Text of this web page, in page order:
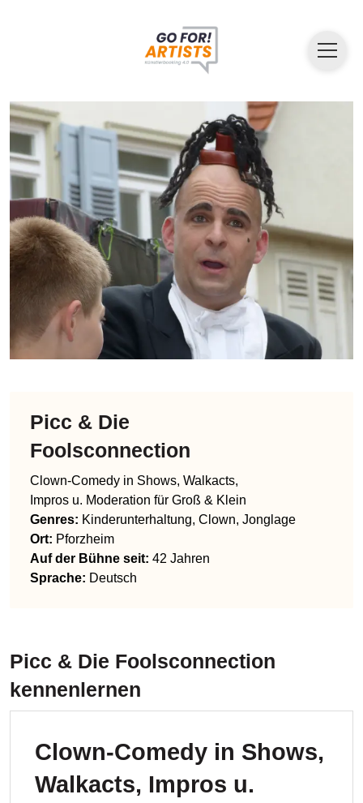
Picc & Die
Foolsconnection
Clown-Comedy in Shows, Walkacts,
Impros u. Moderation für Groß & Klein
Genres: Kinderunterhaltung, Clown, Jonglage
Ort: Pforzheim
Auf der Bühne seit: 42 Jahren
Sprache: Deutsch
Picc & Die Foolsconnection
kennenlernen
Clown-Comedy in Shows,
Walkacts, Impros u.